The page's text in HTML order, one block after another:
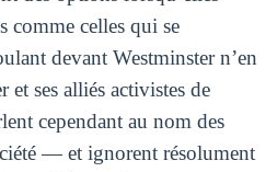
comme celles qui se
devant Westminster n’en
ses alliés activistes de
cependant au nom des
— et ignorent résolument